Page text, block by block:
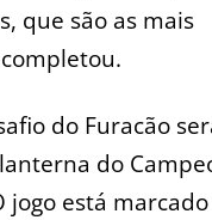
que são as mais
do Furacão
lanterna do
jogo está